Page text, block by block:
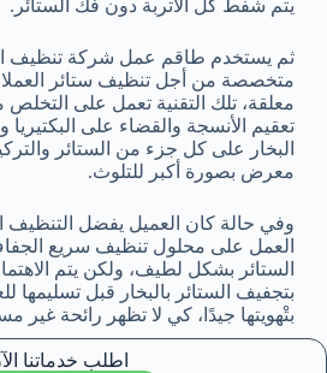
يتم شفط كل الأتربة دون فك الستائر.
ثم يستخدم طاقم عمل شركة تنظيف
متخصصة من أجل تنظيف ستائر
معلقة، تلك التقنية تعمل على التخلص
تعقيم الأنسجة والقضاء على البكتيريا
البخار على كل جزء من الستائر
معرض بصورة أكبر للتلوث.
وفي حالة كان العميل يفضل التنظيف
العمل على محلول تنظيف سريع
الستائر بشكل لطيف، ولكن يتم
بتجفيف الستائر بالبخار قبل تسليمها
بتْهويتها جيدًا، كي لا تظهر رائحة غير
اطلب خدماتنا